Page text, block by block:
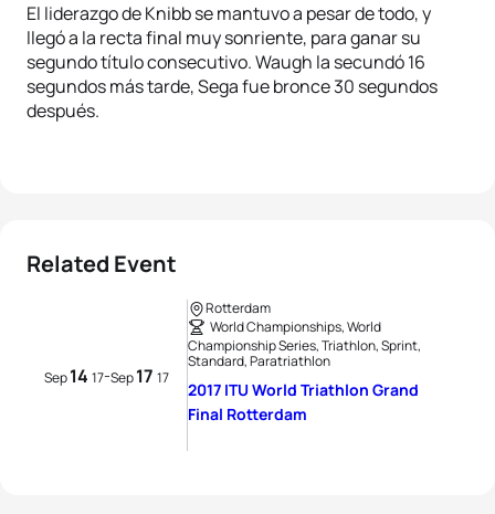
El liderazgo de Knibb se mantuvo a pesar de todo, y
llegó a la recta final muy sonriente, para ganar su
segundo título consecutivo. Waugh la secundó 16
segundos más tarde, Sega fue bronce 30 segundos
después.
Related Event
Sep14 17-Sep17 17
Rotterdam
World Championships, World
Championship Series, Triathlon, Sprint,
Standard, Paratriathlon
2017 ITU World Triathlon Grand
Final Rotterdam